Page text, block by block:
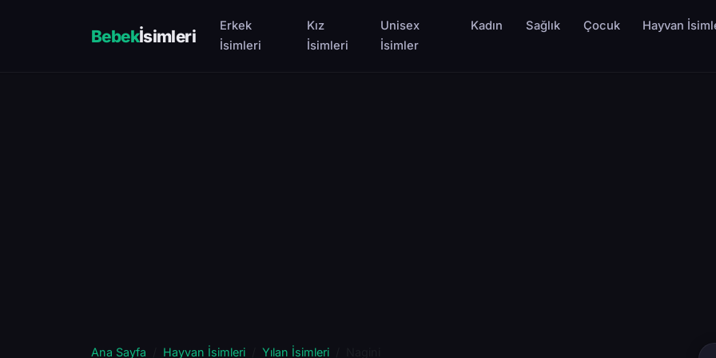
Bebekİsimleri
Erkek
İsimleri
Kız
İsimleri
Unisex
İsimler
Kadın Sağlık Çocuk Hayvan
Ana Sayfa Hayvan İsimleri Yılan İsimleri